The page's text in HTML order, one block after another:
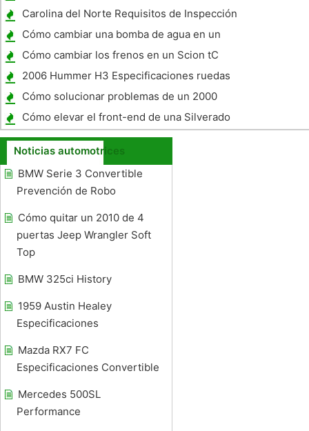
plegable
Carolina del Norte Requisitos de Inspección
de Seguridad
Cómo cambiar una bomba de agua en un
Chevy Scottsdale
Cómo cambiar los frenos en un Scion tC
2006 Hummer H3 Especificaciones ruedas
Cómo solucionar problemas de un 2000
Buick Regal
Cómo elevar el front-end de una Silverado
4X4 2007
Noticias automotrices
BMW Serie 3 Convertible
Prevención de Robo
Cómo quitar un 2010 de 4
puertas Jeep Wrangler Soft
Top
BMW 325ci History
1959 Austin Healey
Especificaciones
Mazda RX7 FC
Especificaciones Convertible
Mercedes 500SL
Performance